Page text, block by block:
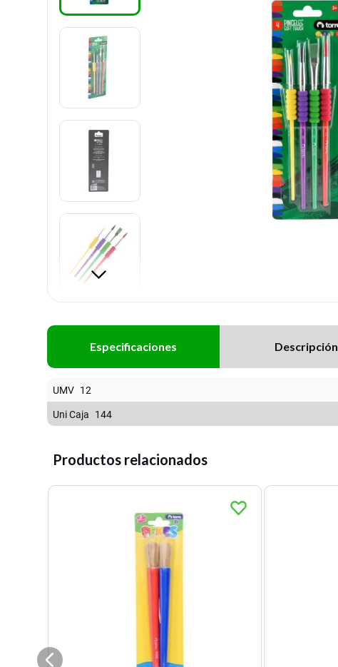
Especificaciones Descripción
UMV 12
Uni Caja 144
Productos relacionados
8. carpetas
cartulina
lapiz